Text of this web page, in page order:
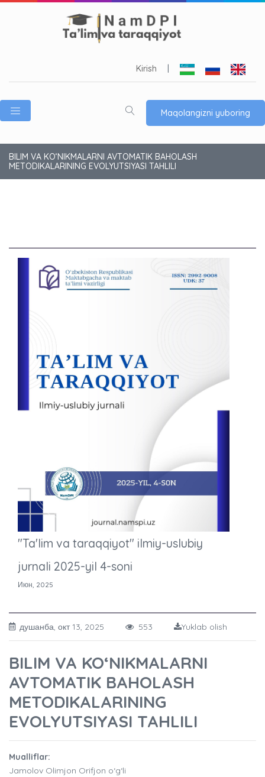
Kirish
Maqolangizni yuboring
BILIM VA KO‘NIKMALARNI AVTOMATIK BAHOLASH
METODIKALARINING EVOLYUTSIYASI TAHLILI
"Ta'lim va taraqqiyot" ilmiy-uslubiy
jurnali 2025-yil 4-soni
Июн, 2025
душанба, окт 13, 2025 553 Yuklab olish
BILIM VA KO‘NIKMALARNI
AVTOMATIK BAHOLASH
METODIKALARINING
EVOLYUTSIYASI TAHLILI
Mualliflar:
Jamolov Olimjon Orifjon o‘g‘li